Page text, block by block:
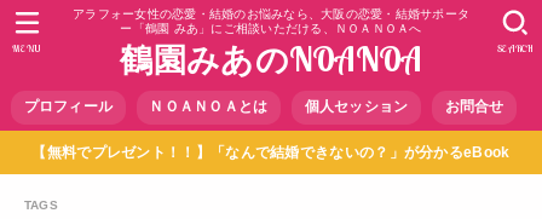
アラフォー女性の恋愛・結婚のお悩みなら、大阪の恋愛・結婚サポータ
ー「鶴園 みあ」にご相談いただける、ＮＯＡＮＯＡへ
鶴園みあのNOANOA
プロフィール ＮＯＡＮＯＡとは 個人セッション お問合せ
SEARCH
MENU
【無料でプレゼント！！】「なんで結婚できないの？」が分かるeBook